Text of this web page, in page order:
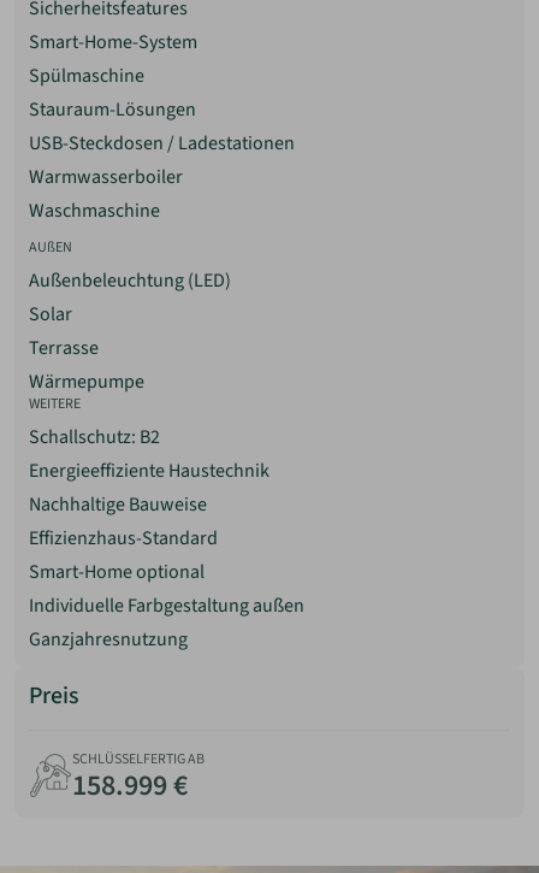
für Photovoltaikanlagen durch gezielte Ausrichtung.
Klare, minimalistische Gestaltung. Ermöglicht
Dachterrassen oder Begrünung. Erfordert eine
sorgfältige Abdichtungs- und Entwässerungsplanung.
Tonnendach (Runddach)
Charakteristische, gebogene Dachform mit hoher
architektonischer Eigenständigkeit. Konstruktiv
anspruchsvoller als klassische Dachformen, wird häufig
bei individuellen oder designorientierten Bauprojekten
eingesetzt.
Sicherheitsfeatures
Smart-Home-System
Spülmaschine
Stauraum-Lösungen
USB-Steckdosen / Ladestationen
Warmwasserboiler
Waschmaschine
AUßEN
Außenbeleuchtung (LED)
Solar
Terrasse
Wärmepumpe
WEITERE
Schallschutz: B2
Energieeffiziente Haustechnik
Nachhaltige Bauweise
Effizienzhaus-Standard
Smart-Home optional
Individuelle Farbgestaltung außen
Ganzjahresnutzung
Preis
SCHLÜSSELFERTIG AB
158.999 €